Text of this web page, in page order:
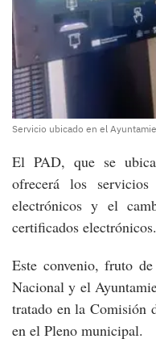
Servicio ubicado en el
El PAD, que se ubica
ofrecerá los
electrónicos y el
certificados electrónicos.
Este convenio, fruto
Nacional y el
tratado en la Comisión
en el Pleno municipal.